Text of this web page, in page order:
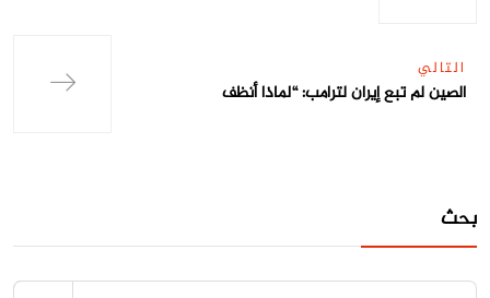
التالي
الصين لم تبع إيران لترامب: “لماذا أنظف
بحث